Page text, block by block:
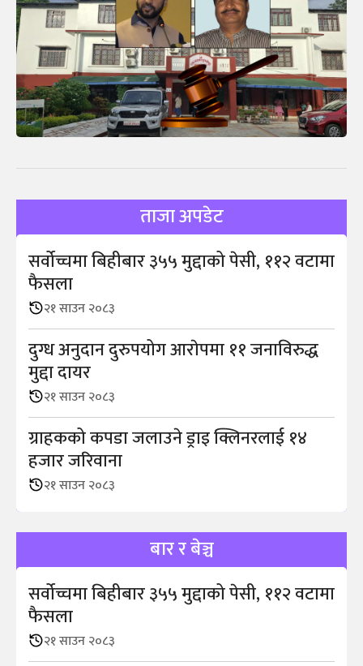
ताजा अपडेट
सर्वोच्चमा बिहीबार ३५५ मुद्दाको पेसी, ११२ वटामा
फैसला
२१ साउन २०८३
दुग्ध अनुदान दुरुपयोग आराेपमा ११ जनाविरुद्ध
मुद्दा दायर
२१ साउन २०८३
ग्राहकको कपडा जलाउने ड्राइ क्लिनरलाई १४
हजार जरिवाना
२१ साउन २०८३
बार र बेञ्च
सर्वोच्चमा बिहीबार ३५५ मुद्दाको पेसी, ११२ वटामा
फैसला
२१ साउन २०८३